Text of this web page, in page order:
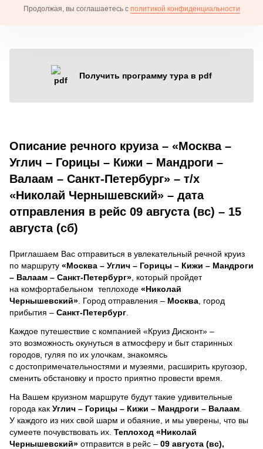
Продолжая, вы соглашаетесь с политикой конфиденциальности
Получить программу тура в pdf
Описание речного круиза – «Москва –
Углич – Горицы – Кижи – Мандроги –
Валаам – Санкт-Петербург» – т/х
«Николай Чернышевский» – дата
отправления в рейс 09 августа (вс) – 15
августа (сб)
Приглашаем Вас отправиться в увлекательный речной круиз
по маршруту «Москва – Углич – Горицы – Кижи – Мандроги
– Валаам – Санкт-Петербург» , который пройдет
на комфортабельном теплоходе «Николай
Чернышевский» . Город отправления – Москва , город
прибытия – Санкт-Петербург
Каждое путешествие с компанией «Круиз Дисконт» –
это возможность окунуться в атмосферу и быт старинных
городов, гуляя по их улочкам, знакомясь
с достопримечательностями и музеями, расширить кругозор,
сменить обстановку и просто приятно провести время.
На Вашем круизном маршруте будут такие удивительные
города как Углич – Горицы – Кижи – Мандроги – Валаам
У каждого из них свой шарм и обаяние, и мы уверены, что вы
сумеете почувствовать их. Теплоход «Николай
Чернышевский» отправится в рейс – 09 августа (вс),